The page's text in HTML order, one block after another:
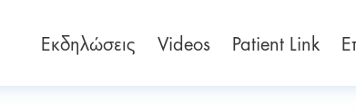
Εκδηλώσεις Videos Patient Link